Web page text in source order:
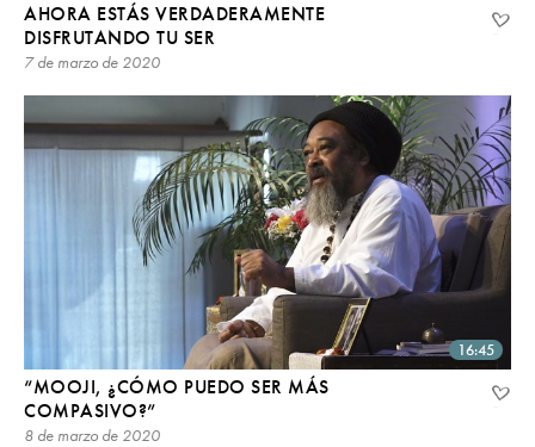
AHORA ESTÁS VERDADERAMENTE
DISFRUTANDO TU SER
7 de marzo de 2020
16:45
“MOOJI, ¿CÓMO PUEDO SER MÁS
COMPASIVO?”
8 de marzo de 2020